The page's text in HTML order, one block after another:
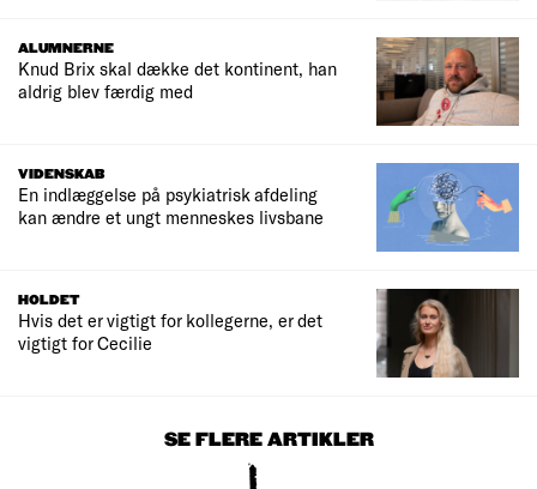
ALUMNERNE
Knud Brix skal dække det kontinent, han
aldrig blev færdig med
VIDENSKAB
En indlæggelse på psykiatrisk afdeling
kan ændre et ungt menneskes livsbane
HOLDET
Hvis det er vigtigt for kollegerne, er det
vigtigt for Cecilie
SE FLERE ARTIKLER